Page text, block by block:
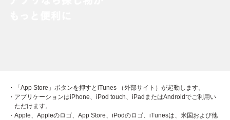
・「App Store」ボタンを押すとiTunes （外部サイト）が起動します。
・アプリケーションはiPhone、iPod touch、iPadまたはAndroidでご利用い
ただけます。
・Apple、Appleのロゴ、App Store、iPodのロゴ、iTunesは、米国および他